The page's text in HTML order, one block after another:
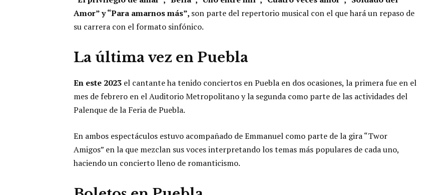
Amor” y “Para amarnos más”, son parte del repertorio musical con el que hará un repaso de
su carrera con el formato sinfónico.
La última vez en Puebla
En este 2023 el cantante ha tenido conciertos en Puebla en dos ocasiones, la primera fue en el
mes de febrero en el Auditorio Metropolitano y la segunda como parte de las actividades del
Palenque de la Feria de Puebla.
En ambos espectáculos estuvo acompañado de Emmanuel como parte de la gira “Twor
Amigos” en la que mezclan sus voces interpretando los temas más populares de cada uno,
haciendo un concierto lleno de romanticismo.